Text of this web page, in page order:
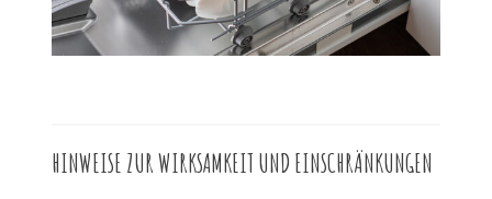
HINWEISE ZUR WIRKSAMKEIT UND EINSCHRÄNKUNGEN